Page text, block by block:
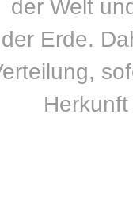
der Welt
Erde.